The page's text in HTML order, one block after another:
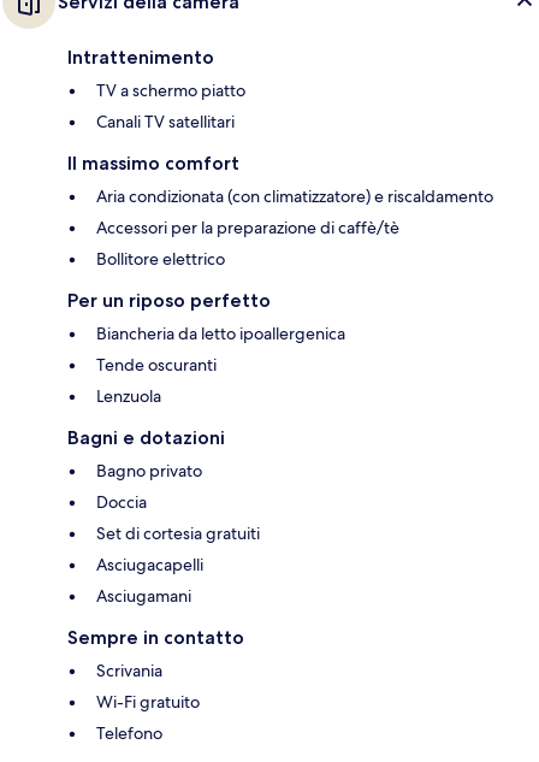
Intrattenimento
TV a schermo piatto
Canali TV satellitari
Il massimo comfort
Aria condizionata (con climatizzatore) e riscaldamento
Accessori per la preparazione di caffè/tè
Bollitore elettrico
Per un riposo perfetto
Biancheria da letto ipoallergenica
Tende oscuranti
Lenzuola
Bagni e dotazioni
Bagno privato
Doccia
Set di cortesia gratuiti
Asciugacapelli
Asciugamani
Sempre in contatto
Scrivania
Wi-Fi gratuito
Telefono